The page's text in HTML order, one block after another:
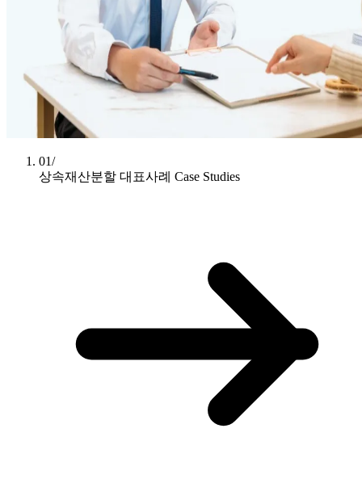
01/
상속재산분할 대표사례 Case Studies